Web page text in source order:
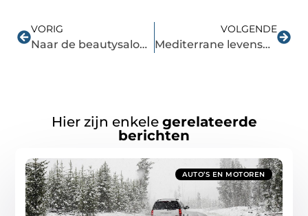
VORIG
Naar de beautysalon in Apeldoorn?
VOLGENDE
Mediterrane levensmiddelen
Hier zijn enkele gerelateerde
berichten
AUTO’S EN MOTOREN